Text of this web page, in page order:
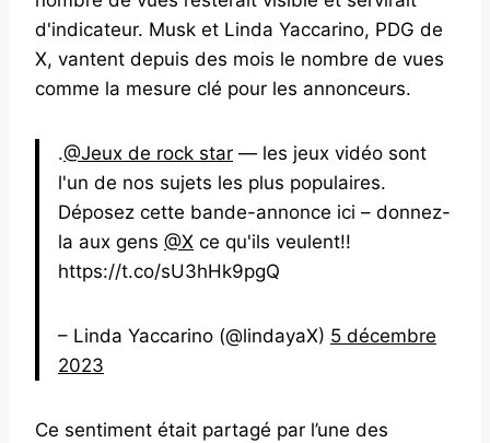
d'indicateur. Musk et Linda Yaccarino, PDG de
X, vantent depuis des mois le nombre de vues
comme la mesure clé pour les annonceurs.
.@Jeux de rock star — les jeux vidéo sont
l'un de nos sujets les plus populaires.
Déposez cette bande-annonce ici – donnez-
la aux gens @X ce qu'ils veulent!!
https://t.co/sU3hHk9pgQ
– Linda Yaccarino (@lindayaX) 5 décembre
2023
Ce sentiment était partagé par l’une des